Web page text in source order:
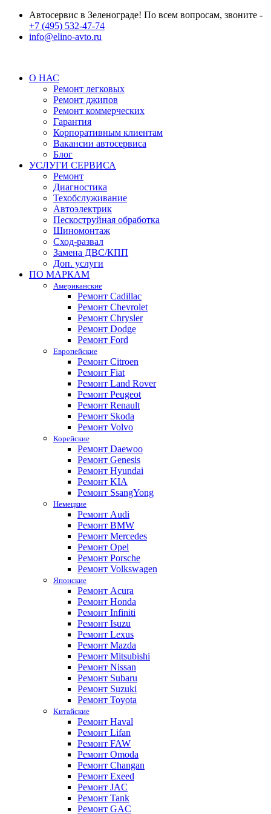
Автосервис в Зеленограде! По всем вопросам, звоните -
+7 (495) 532-47-74
info@elino-avto.ru
О НАС
Ремонт легковых
Ремонт джипов
Ремонт коммерческих
Гарантия
Корпоративным клиентам
Вакансии автосервиса
Блог
УСЛУГИ СЕРВИСА
Ремонт
Диагностика
Техобслуживание
Автоэлектрик
Пескоструйная обработка
Шиномонтаж
Сход-развал
Замена ДВС/КПП
Доп. услуги
ПО МАРКАМ
Американские
Ремонт Cadillac
Ремонт Chevrolet
Ремонт Chrysler
Ремонт Dodge
Ремонт Ford
Европейские
Ремонт Citroen
Ремонт Fiat
Ремонт Land Rover
Ремонт Peugeot
Ремонт Renault
Ремонт Skoda
Ремонт Volvo
Корейские
Ремонт Daewoo
Ремонт Genesis
Ремонт Hyundai
Ремонт KIA
Ремонт SsangYong
Немецкие
Ремонт Audi
Ремонт BMW
Ремонт Mercedes
Ремонт Opel
Ремонт Porsche
Ремонт Volkswagen
Японские
Ремонт Acura
Ремонт Honda
Ремонт Infiniti
Ремонт Isuzu
Ремонт Lexus
Ремонт Mazda
Ремонт Mitsubishi
Ремонт Nissan
Ремонт Subaru
Ремонт Suzuki
Ремонт Toyota
Китайские
Ремонт Haval
Ремонт Lifan
Ремонт FAW
Ремонт Omoda
Ремонт Changan
Ремонт Exeed
Ремонт JAC
Ремонт Tank
Ремонт GAC